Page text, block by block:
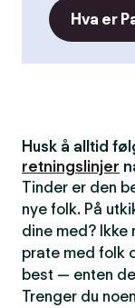
Hva er
Husk å alltid
retningslinjer
Tinder er den
nye folk. På
dine med? Ikke
prate med folk
best — enten
Trenger du